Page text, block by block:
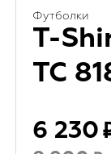
Футболки
T-
TC
6 230